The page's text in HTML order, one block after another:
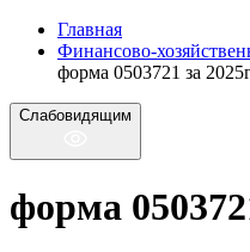
Главная
Финансово-
форма 0503721 за
Слабовидящим
форма